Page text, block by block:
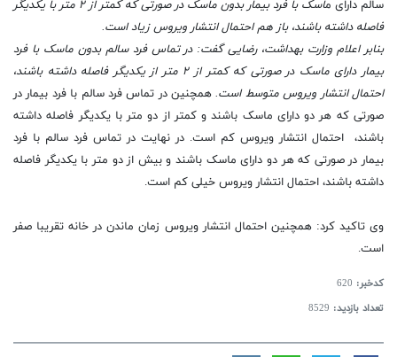
سالم دارای م
اسک با فرد بیمار بدون ماسک در صورتی که کمتر از ۲ متر با یکدیگر
فاصله داشته باشند، باز هم احتمال انتشار ویروس زیاد است.
بنابر اعلام وزارت بهداشت، رضایی گفت: در تماس فرد سالم بدون ماسک با فرد
بیمار دارای ماسک در صورتی که کمتر از ۲ متر از یکدیگر فاصله داشته باشند،
احتمال انتشار ویروس متوسط است.همچنین در تماس فرد سالم با فرد بیمار در
صورتی که هر دو دارای ماسک باشند و کمتر از دو متر با یکدیگر فاصله داشته
باشند، ­ احتمال انتشار ویروس کم است. در نهایت در تماس فرد سالم با فرد
بیمار در صورتی که هر دو دارای ماسک باشند و بیش از دو متر با یکدیگر فاصله
داشته باشند، احتمال انتشار ویروس خیلی کم است.
وی تاکید کرد: همچنین احتمال انتشار ویروس زمان ماندن در خانه تقریبا صفر
است.
کدخبر: 620
تعداد بازدید: 8529